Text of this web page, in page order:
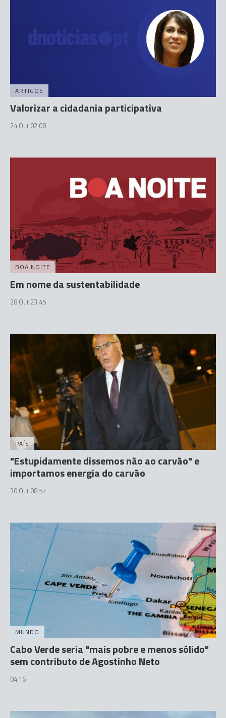
ARTIGOS
Valorizar a cidadania participativa
24 Out 02:00
BOA NOITE
Em nome da sustentabilidade
28 Out 23:45
PAÍS
"Estupidamente dissemos não ao carvão" e
importamos energia do carvão
30 Out 08:57
MUNDO
Cabo Verde seria "mais pobre e menos sólido"
sem contributo de Agostinho Neto
04:16